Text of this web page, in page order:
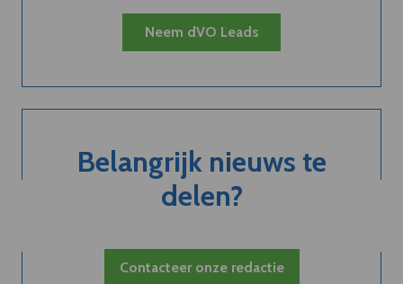
Neem dVO Leads
Belangrijk nieuws te
delen?
Contacteer onze redactie